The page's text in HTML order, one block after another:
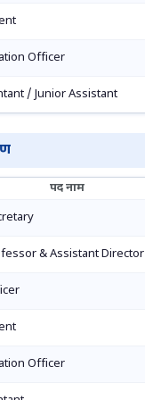
Officer
/ Junior Assistant
पद नाम
& Assistant Director
Officer